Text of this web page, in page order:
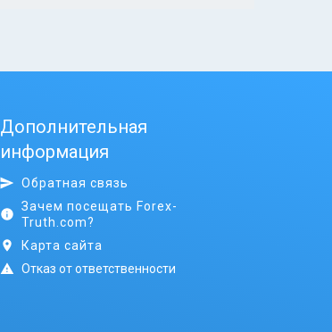
Дополнительная
информация
Обратная связь
Зачем посещать Forex-
Truth.com?
Карта сайта
Отказ от ответственности